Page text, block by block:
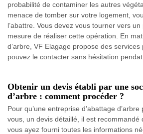
probabilité de contaminer les autres
menace de tomber sur votre logement,
l’abattre. Vous devez vous tourner vers
mesure de réaliser cette opération. En
d’arbre, VF Elagage propose des services
pouvez le contacter sans hésitation
Obtenir un devis établi par une
d’arbre : comment procéder ?
Pour qu’une entreprise d’abattage
vous, un devis détaillé, il est recommandé
vous ayez fourni toutes les informations